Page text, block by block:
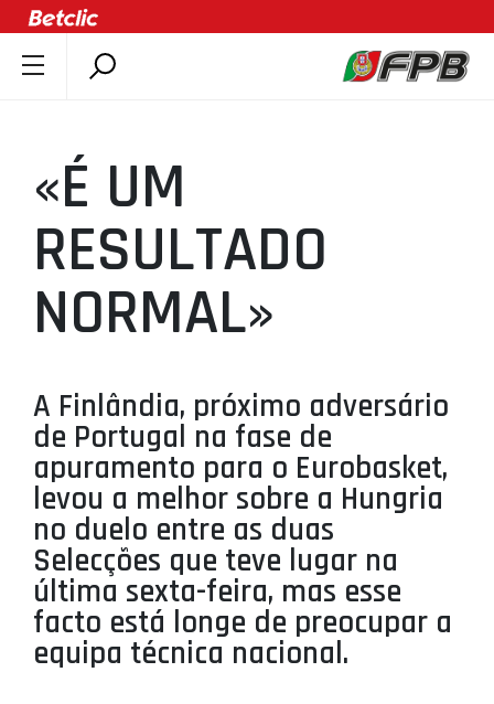
DOCUMENTOS
ÚLTIMAS
COMPETIÇÕES
ASSOCIAÇÕES
CLUBES
AGENTES
SELEÇÕES
MINIBASQUETE
ÁREA TÉCNICA
PROJETOS
LIGA BETCLIC MASCULINA
LIGA BETCLIC FEMININA
«É UM
RESULTADO
NORMAL»
A Finlândia, próximo adversário
de Portugal na fase de
apuramento para o Eurobasket,
levou a melhor sobre a Hungria
no duelo entre as duas
Selecções que teve lugar na
última sexta-feira, mas esse
facto está longe de preocupar a
equipa técnica nacional.